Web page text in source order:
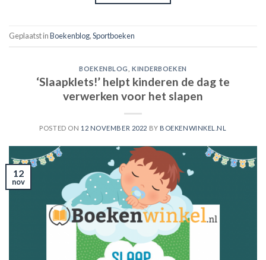
Geplaatst inBoekenblog,Sportboeken
BOEKENBLOG KINDERBOEKEN
‘Slaapklets!’ helpt kinderen de dag te
verwerken voor het slapen
POSTED ON 12 NOVEMBER 2022 BY BOEKENWINKEL.NL
12
nov